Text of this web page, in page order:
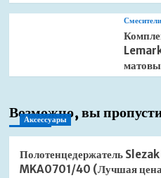
Смесители
Возможно, вы
Аксессуары
Полотенцедержатель
MKA0701/40 (Лучшая